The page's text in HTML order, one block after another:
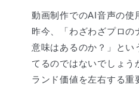
動画制作でのAI音声の使
昨今、「わざわざプロの
意味はあるのか？」とい
てるのではないでしょう
ランド価値を左右する重